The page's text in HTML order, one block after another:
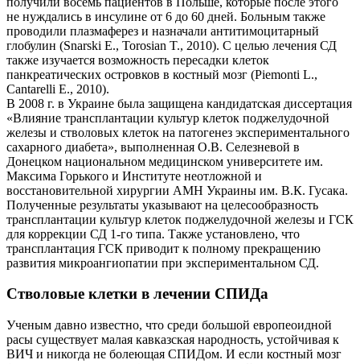
не нуждались в инсулине от 6 до 60 дней. Больным также
проводили плазмаферез и назначали антитимоцитарный
глобулин (Snarski E., Torosian T., 2010). С целью лечения СД
также изучается возможность пересадки клеток
панкреатических островков в костный мозг (Piemonti L.,
Cantarelli E., 2010).
В 2008 г. в Украине была защищена кандидатская диссертация
«Влияние трансплантации культур клеток поджелудочной
железы и стволовых клеток на патогенез экспериментального
сахарного диабета», выполненная О.В. Селезневой в
Донецком национальном медицинском университете им.
Максима Горького и Институте неотложной и
восстановительной хирургии АМН Украины им. В.К. Гусака.
Полученные результаты указывают на целесообразность
трансплантации культур клеток поджелудочной железы и ГСК
для коррекции СД 1-го типа. Также установлено, что
трансплантация ГСК приводит к полному прекращению
развития микроангиопатии при экспериментальном СД.
Стволовые клетки в лечении СПИДа
Ученым давно известно, что среди большой европеоидной
расы существует малая кавказская народность, устойчивая к
ВИЧ и никогда не болеющая СПИДом. И если костный мозг